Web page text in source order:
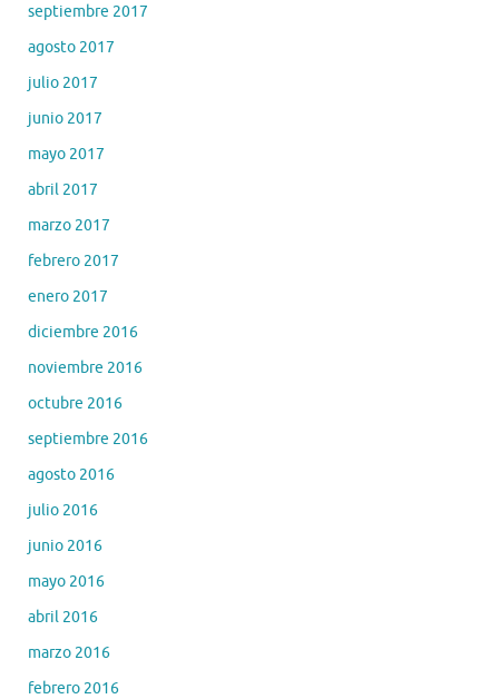
septiembre 2017
agosto 2017
julio 2017
junio 2017
mayo 2017
abril 2017
marzo 2017
febrero 2017
enero 2017
diciembre 2016
noviembre 2016
octubre 2016
septiembre 2016
agosto 2016
julio 2016
junio 2016
mayo 2016
abril 2016
marzo 2016
febrero 2016